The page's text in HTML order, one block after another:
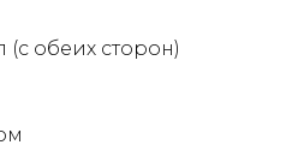
обеих сторон)